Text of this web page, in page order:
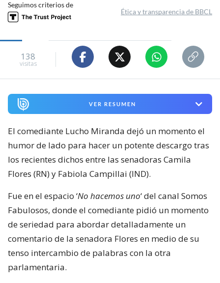
Seguimos criterios de
Ética y transparencia de BBCL
138
visitas
VER RESUMEN
El comediante Lucho Miranda dejó un momento el
humor de lado para hacer un potente descargo tras
los recientes dichos entre las senadoras Camila
Flores (RN) y Fabiola Campillai (IND).
Fue en el espacio ‘No hacemos uno‘ del canal Somos
Fabulosos, donde el comediante pidió un momento
de seriedad para abordar detalladamente un
comentario de la senadora Flores en medio de su
tenso intercambio de palabras con la otra
parlamentaria.